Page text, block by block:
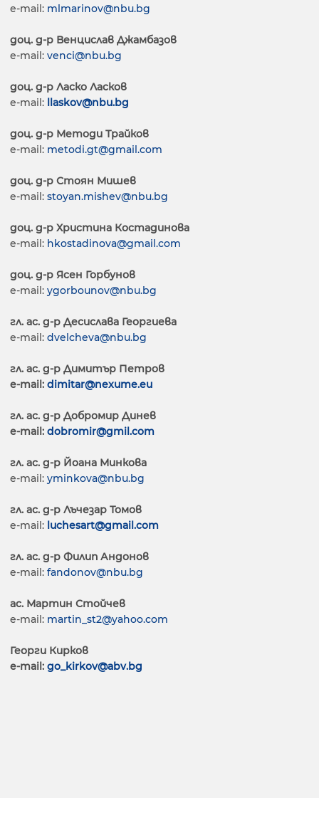
е-mail: mlmarinov@nbu.bg
доц. д-р Венцислав Джамбазов
е-mail: venci@nbu.bg
доц. д-р Ласко Ласков
е-mail: llaskov@nbu.bg
доц. д-р Методи Трайков
e-mail: metodi.gt@gmail.com
доц. д-р Стоян Мишев
e-mail: stoyan.mishev@nbu.bg
доц. д-р Христина Костадинова
e-mail: hkostadinova@gmail.com
доц. д-р Ясен Горбунов
е-mail: ygorbounov@nbu.bg
гл. ас. д-р Десислава Георгиева
е-mail: dvelcheva@nbu.bg
гл. ас. д-р Димитър Петров
e-mail: dimitar@nexume.eu
гл. ас. д-р Добромир Динев
e-mail: dobromir@gmil.com
гл. ас. д-р Йоана Минкова
е-mail: yminkova@nbu.bg
гл. ас. д-р Лъчезар Томов
e-mail: luchesart@gmail.com
гл. ас. д-р Филип Андонов
e-mail: fandonov@nbu.bg
ас. Мартин Стойчев
e-mail: martin_st2@yahoo.com
Георги Кирков
e-mail: go_kirkov@abv.bg